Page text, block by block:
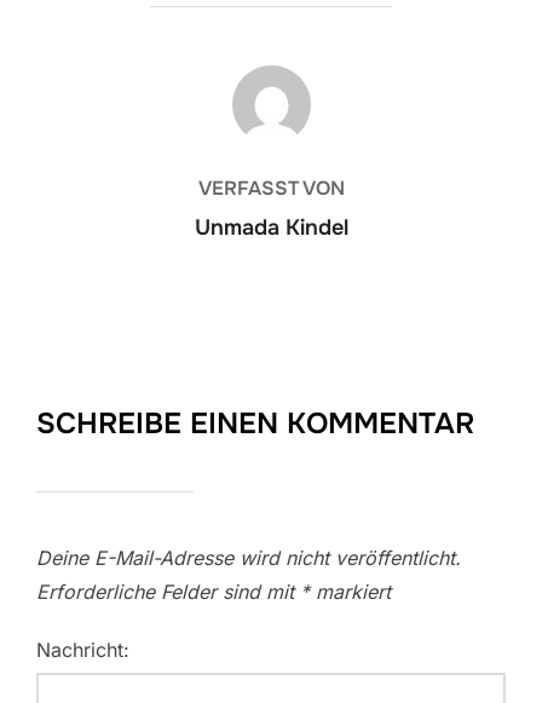
BEITRAGSAUTOR
VERFASST VON
Unmada Kindel
SCHREIBE EINEN KOMMENTAR
Deine E-Mail-Adresse wird nicht veröffentlicht.
Erforderliche Felder sind mit *markiert
Nachricht: